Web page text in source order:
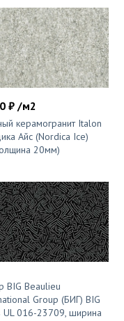
₽ /м2
керамогранит Italon
Айс (Nordica Ice)
20мм)
BIG Beaulieu
Group (БИГ) BIG
UL 016-23709, ширина